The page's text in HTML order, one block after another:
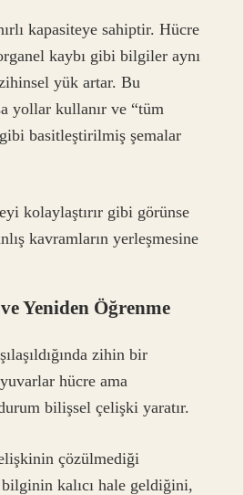
kapasiteye sahiptir. Hücre
kaybı gibi bilgiler aynı
yük artar. Bu
yollar kullanır ve “tüm
basitleştirilmiş şemalar
kolaylaştırır gibi görünse
kavramların yerleşmesine
Yeniden Öğrenme
zihin bir
hücre ama
bilişsel çelişki yaratır.
çözülmediği
kalıcı hale geldiğini,